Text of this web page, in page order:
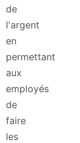
de
l'argent
en
permettant
aux
employés
de
faire
les